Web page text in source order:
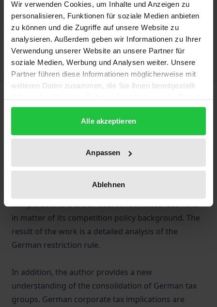
Wir verwenden Cookies, um Inhalte und Anzeigen zu
personalisieren, Funktionen für soziale Medien anbieten
zu können und die Zugriffe auf unsere Website zu
analysieren. Außerdem geben wir Informationen zu Ihrer
Verwendung unserer Website an unsere Partner für
soziale Medien, Werbung und Analysen weiter. Unsere
Partner führen diese Informationen möglicherweise mit
weiteren Daten zusammen, die Sie ihnen bereitgestellt
gesammelt haben.
Alle akzeptieren
Anpassen
Ablehnen
Add to Cart
Add to Wish List
Delivery cost notice
Under German corporate tax law, tax group
members‘ losses are forfeited if the losses are offset
against profits for foreign tax purposes (so-called
shows that the German restriction rule is
comparable to the U.S. dual consolidated loss rules
in matter of its competition policy background. The
result of the work is a detailed analysis of the
German restriction rule.
In addition, the author provides a new
understanding of the consolidation of German tax
groups. German corporate tax implications are